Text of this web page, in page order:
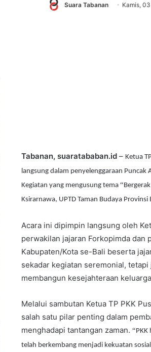
Suara Tabanan Kamis,
Tabanan, suaratababan.id– Ketua
langsung dalam penyelenggaraan Puncak
Kegiatan yang mengusung tema“
Ksirarnawa, UPTD Taman Budaya
Acara ini dipimpin langsung oleh
perwakilan jajaran Forkopimda dan
Kabupaten/Kota se-Bali beserta
sekadar kegiatan seremonial,
membangun kesejahteraan
Melalui sambutan Ketua TP PKK
salah satu pilar penting dalam
menghadapi tantangan zaman.“
telah berkembang menjadi kekuatan